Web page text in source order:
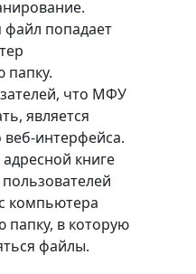
попадает
папку.
что МФУ
является
веб-интерфейса.
книге
компьютера
в которую
файлы.